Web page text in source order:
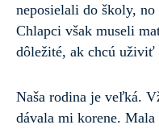
neposielali do školy,
Chlapci však museli
dôležité, ak chcú
Naša rodina je veľká.
dávala mi korene. Mala